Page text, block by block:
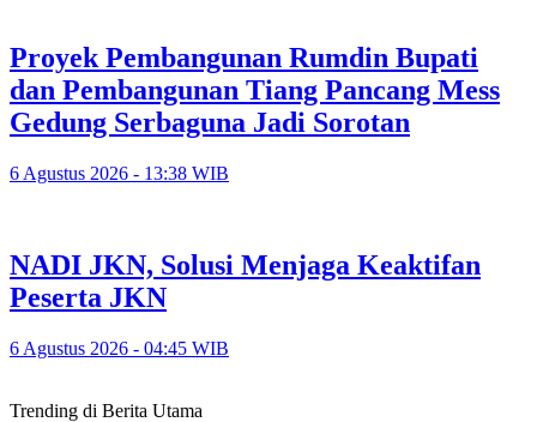
Proyek Pembangunan Rumdin Bupati
dan Pembangunan Tiang Pancang Mess
Gedung Serbaguna Jadi Sorotan
6 Agustus 2026 - 13:38 WIB
NADI JKN, Solusi Menjaga Keaktifan
Peserta JKN
6 Agustus 2026 - 04:45 WIB
Trending di Berita Utama